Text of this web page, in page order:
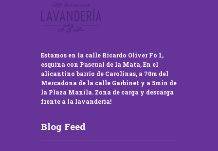
Estamos en la calle Ricardo Oliver Fo 1,
esquina con Pascual de la Mata, En el
alicantino barrio de Carolinas, a 70m del
Mercadona de la calle Garbinet y a 5min de
la Plaza Manila. Zona de carga y descarga
frente a la lavandería!
Blog Feed